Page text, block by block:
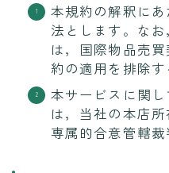
本規約の解釈に
法とします。な
は，国際物品売
約の適用を排除す
本サービスに関
は，当社の本店
専属的合意管轄裁